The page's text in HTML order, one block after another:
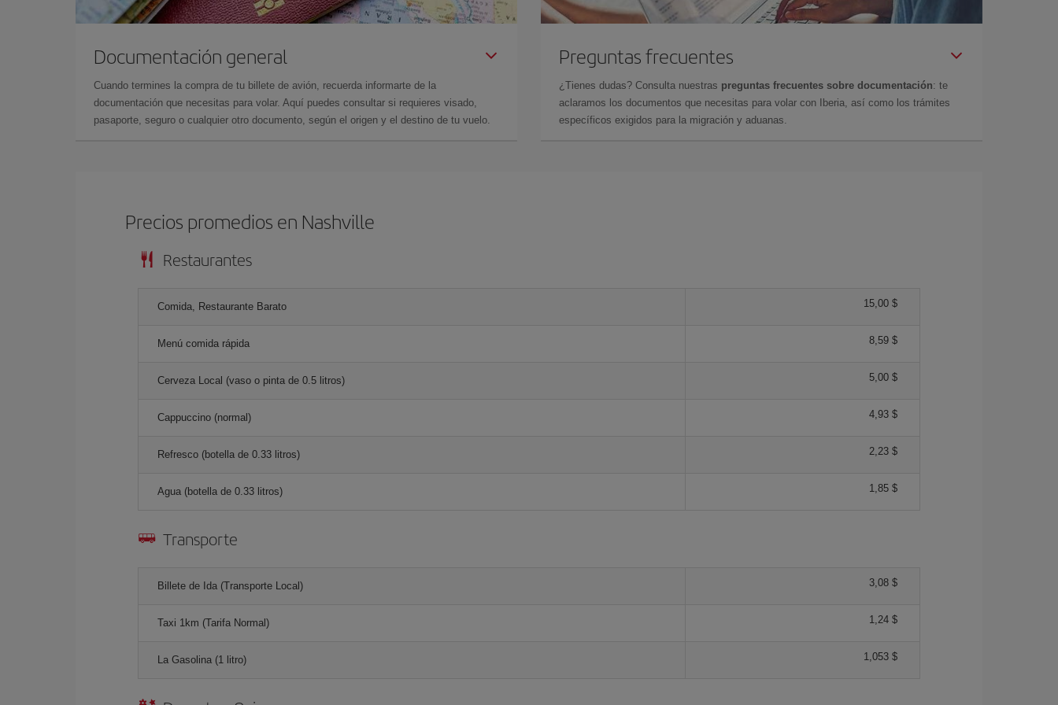
Documentación general
Cuando termines la compra de tu billete de avión, recuerda informarte de la
documentación que necesitas para volar. Aquí puedes consultar si requieres visado,
pasaporte, seguro o cualquier otro documento, según el origen y el destino de tu vuelo.
Preguntas frecuentes
¿Tienes dudas? Consulta nuestras preguntas frecuentes sobre documentación: te
aclaramos los documentos que necesitas para volar con Iberia, así como los trámites
específicos exigidos para la migración y aduanas.
Precios promedios en Nashville
Restaurantes
Comida, Restaurante Barato 15,00 $
Menú comida rápida 8,59 $
Cerveza Local (vaso o pinta de 0.5 litros) 5,00 $
Cappuccino (normal) 4,93 $
Refresco (botella de 0.33 litros) 2,23 $
Agua (botella de 0.33 litros) 1,85 $
Transporte
Billete de Ida (Transporte Local) 3,08 $
Taxi 1km (Tarifa Normal) 1,24 $
La Gasolina (1 litro) 1,053 $